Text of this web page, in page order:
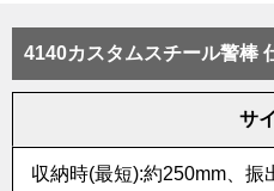
4140カスタムスチール警棒
サ
収納時(最短):約250mm、振